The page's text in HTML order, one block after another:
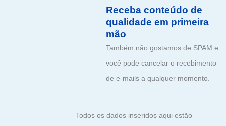
Receba conteúdo de
qualidade em primeira
mão
Também não gostamos de SPAM e
você pode cancelar o recebimento
de e-mails a qualquer momento.
Todos os dados inseridos aqui estão